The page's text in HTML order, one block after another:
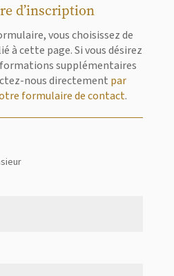
d’inscription
vous choisissez de
à cette page. Si vous désirez
supplémentaires
nous directement par
formulaire de contact.